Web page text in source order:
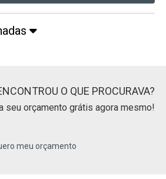
O QUE PROCURAVA?
seu orçamento grátis agora mesmo!
meu orçamento